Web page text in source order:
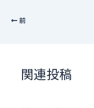
前
関連投稿